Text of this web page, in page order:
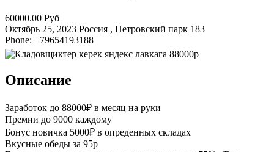
60000.00 Руб
Октябрь 25, 2023 Россия , Петровский парк 183
Phone: +79654193188
Описание
Заработок до 88000₽ в месяц на руки
Премии до 9000 каждому
Бонус новичка 5000₽ в опреденных складах
Вкусные обеды за 95р